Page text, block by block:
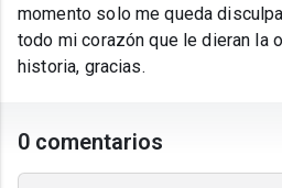
momento solo me queda
todo mi corazón que le dieran la
historia, gracias.
0 comentarios